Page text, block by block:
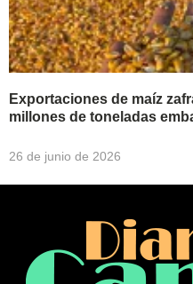
Exportaciones de maíz
millones de toneladas
26 de junio de 2026